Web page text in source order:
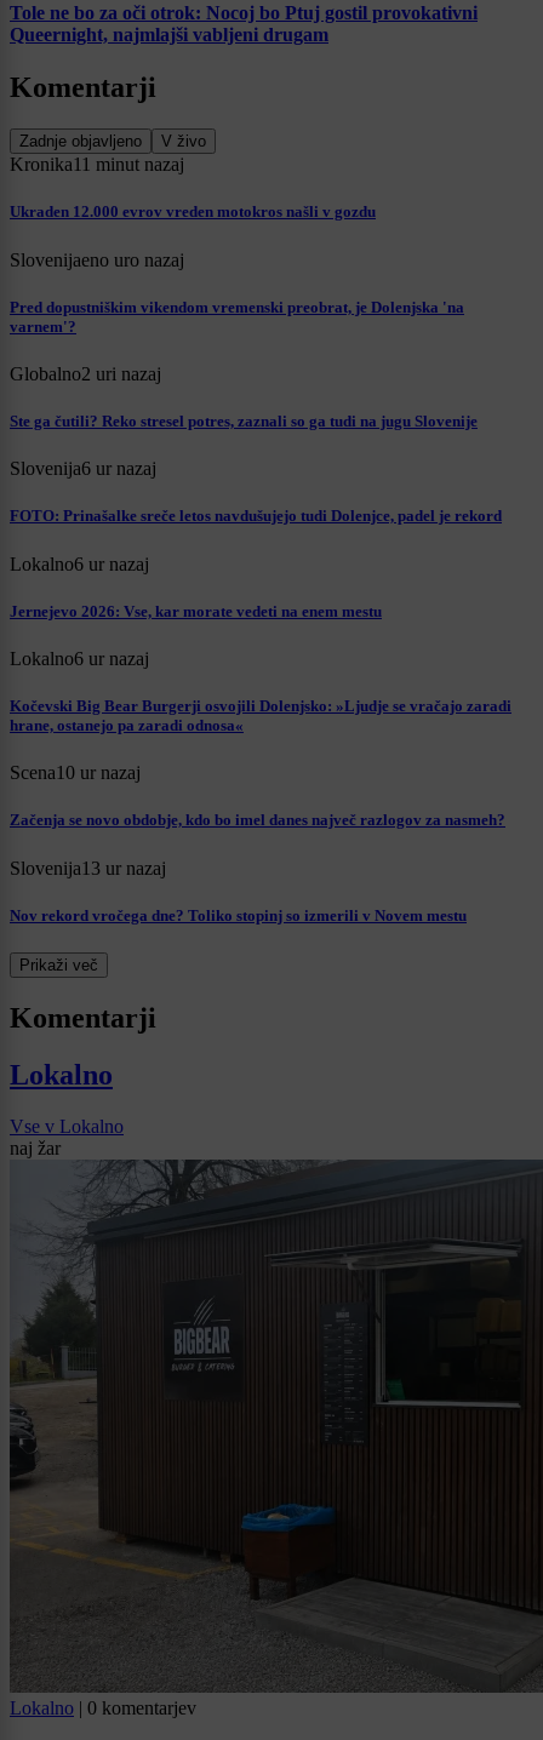
Tole ne bo za oči otrok: Nocoj bo Ptuj gostil provokativni
Queernight, najmlajši vabljeni drugam
Komentarji
Zadnje objavljeno V živo
Kronika11 minut nazaj
Ukraden 12.000 evrov vreden motokros našli v gozdu
Slovenijaeno uro nazaj
Pred dopustniškim vikendom vremenski preobrat, je Dolenjska 'na
varnem'?
Globalno2 uri nazaj
Ste ga čutili? Reko stresel potres, zaznali so ga tudi na jugu Slovenije
Slovenija6 ur nazaj
FOTO: Prinašalke sreče letos navdušujejo tudi Dolenjce, padel je rekord
Lokalno6 ur nazaj
Jernejevo 2026: Vse, kar morate vedeti na enem mestu
Lokalno6 ur nazaj
Kočevski Big Bear Burgerji osvojili Dolenjsko: »Ljudje se vračajo zaradi
hrane, ostanejo pa zaradi odnosa«
Scena10 ur nazaj
Začenja se novo obdobje, kdo bo imel danes največ razlogov za nasmeh?
Slovenija13 ur nazaj
Nov rekord vročega dne? Toliko stopinj so izmerili v Novem mestu
Prikaži več
Komentarji
Lokalno
Vse v Lokalno
naj žar
Lokalno | 0 komentarjev